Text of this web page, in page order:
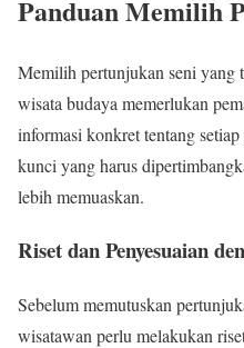
Panduan Memilih
Memilih pertunjukan seni yang
wisata budaya memerlukan
informasi konkret tentang
kunci yang harus
lebih memuaskan.
Riset dan Penyesuaian
Sebelum memutuskan
wisatawan perlu melakukan